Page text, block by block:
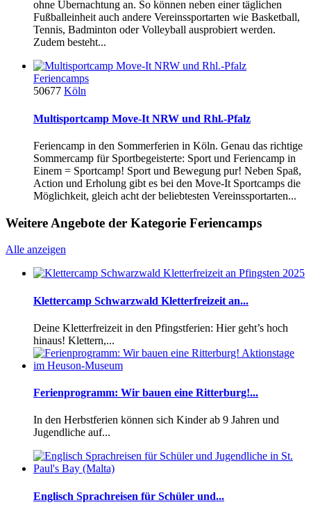
ohne Übernachtung an. So können neben einer täglichen
Fußballeinheit auch andere Vereinssportarten wie Basketball,
Tennis, Badminton oder Volleyball ausprobiert werden.
Zudem besteht...
Feriencamps
50677 Köln
Multisportcamp Move-It NRW und Rhl.-Pfalz
Feriencamp in den Sommerferien in Köln. Genau das richtige
Sommercamp für Sportbegeisterte: Sport und Feriencamp in
Einem = Sportcamp! Sport und Bewegung pur! Neben Spaß,
Action und Erholung gibt es bei den Move-It Sportcamps die
Möglichkeit, gleich acht der beliebtesten Vereinssportarten...
Weitere Angebote der Kategorie Feriencamps
Alle anzeigen
Klettercamp Schwarzwald Kletterfreizeit an...
Deine Kletterfreizeit in den Pfingstferien: Hier geht’s hoch
hinaus! Klettern,...
Ferienprogramm: Wir bauen eine Ritterburg!...
In den Herbstferien können sich Kinder ab 9 Jahren und
Jugendliche auf...
Englisch Sprachreisen für Schüler und...